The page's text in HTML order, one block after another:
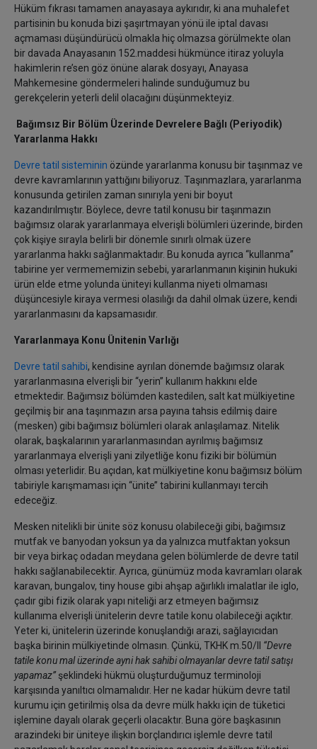
Hüküm fıkrası tamamen anayasaya aykırıdır, ki ana muhalefet
partisinin bu konuda bizi şaşırtmayan yönü ile iptal davası
açmaması düşündürücü olmakla hiç olmazsa görülmekte olan
bir davada Anayasanın 152.maddesi hükmünce itiraz yoluyla
hakimlerin re’sen göz önüne alarak dosyayı, Anayasa
Mahkemesine göndermeleri halinde sunduğumuz bu
gerekçelerin yeterli delil olacağını düşünmekteyiz.
Bağımsız Bir Bölüm Üzerinde Devrelere Bağlı (Periyodik)
Yararlanma Hakkı
Devre tatil sisteminin özünde yararlanma konusu bir taşınmaz ve
devre kavramlarının yattığını biliyoruz. Taşınmazlara, yararlanma
konusunda getirilen zaman sınırıyla yeni bir boyut
kazandırılmıştır. Böylece, devre tatil konusu bir taşınmazın
bağımsız olarak yararlanmaya elverişli bölümleri üzerinde, birden
çok kişiye sırayla belirli bir dönemle sınırlı olmak üzere
yararlanma hakkı sağlanmaktadır. Bu konuda ayrıca ‘‘kullanma’’
tabirine yer vermememizin sebebi, yararlanmanın kişinin hukuki
ürün elde etme yolunda üniteyi kullanma niyeti olmaması
düşüncesiyle kiraya vermesi olasılığı da dahil olmak üzere, kendi
yararlanmasını da kapsamasıdır.
Yararlanmaya Konu Ünitenin Varlığı
Devre tatil sahibi, kendisine ayrılan dönemde bağımsız olarak
yararlanmasına elverişli bir ‘‘yerin’’ kullanım hakkını elde
etmektedir. Bağımsız bölümden kastedilen, salt kat mülkiyetine
geçilmiş bir ana taşınmazın arsa payına tahsis edilmiş daire
(mesken) gibi bağımsız bölümleri olarak anlaşılamaz. Nitelik
olarak, başkalarının yararlanmasından ayrılmış bağımsız
yararlanmaya elverişli yani zilyetliğe konu fiziki bir bölümün
olması yeterlidir. Bu açıdan, kat mülkiyetine konu bağımsız bölüm
tabiriyle karışmaması için ‘‘ünite’’ tabirini kullanmayı tercih
edeceğiz.
Mesken nitelikli bir ünite söz konusu olabileceği gibi, bağımsız
mutfak ve banyodan yoksun ya da yalnızca mutfaktan yoksun
bir veya birkaç odadan meydana gelen bölümlerde de devre tatil
hakkı sağlanabilecektir. Ayrıca, günümüz moda kavramları olarak
karavan, bungalov, tiny house gibi ahşap ağırlıklı imalatlar ile iglo,
çadır gibi fizik olarak yapı niteliği arz etmeyen bağımsız
kullanıma elverişli ünitelerin devre tatile konu olabileceği açıktır.
Yeter ki, ünitelerin üzerinde konuşlandığı arazi, sağlayıcıdan
başka birinin mülkiyetinde olmasın. Çünkü, TKHK m.50/II ‘‘Devre
tatile konu mal üzerinde ayni hak sahibi olmayanlar devre tatil satışı
yapamaz’’ şeklindeki hükmü oluşturduğumuz terminoloji
karşısında yanıltıcı olmamalıdır. Her ne kadar hüküm devre tatil
kurumu için getirilmiş olsa da devre mülk hakkı için de tüketici
işlemine dayalı olarak geçerli olacaktır. Buna göre başkasının
arazindeki bir üniteye ilişkin borçlandırıcı işlemle devre tatil